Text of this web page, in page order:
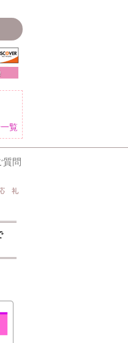
覧
質問
応 礼